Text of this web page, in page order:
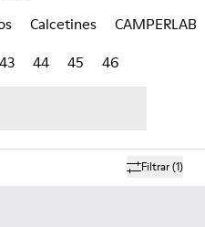
Calcetines
CAMPERLAB
43 44 45 46
Filtrar(1)